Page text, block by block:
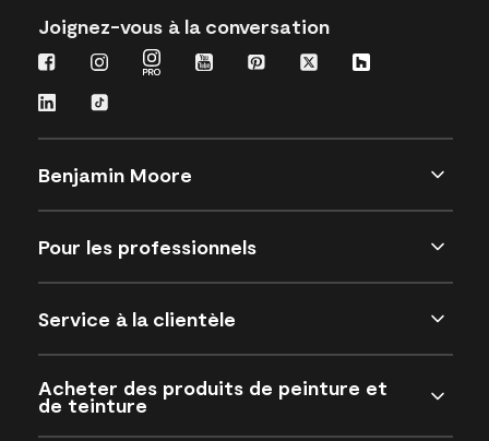
Joignez-vous à la conversation
Benjamin Moore
Pour les professionnels
Service à la clientèle
Acheter des produits de peinture et
de teinture